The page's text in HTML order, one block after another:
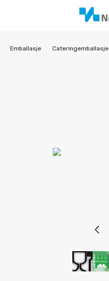
Emballasje Cateringemballasje